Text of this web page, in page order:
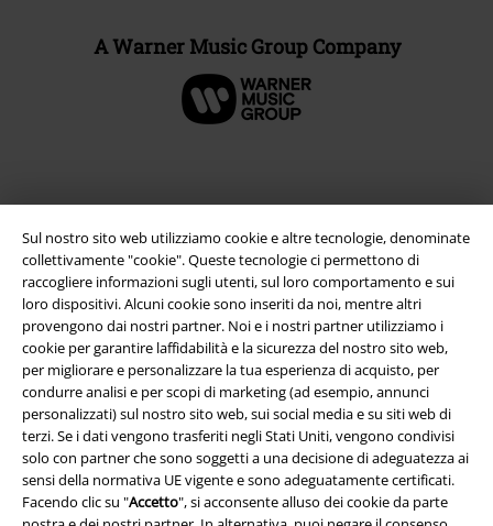
Sul nostro sito web utilizziamo cookie e altre tecnologie, denominate
collettivamente "cookie". Queste tecnologie ci permettono di
raccogliere informazioni sugli utenti, sul loro comportamento e sui
loro dispositivi. Alcuni cookie sono inseriti da noi, mentre altri
provengono dai nostri partner. Noi e i nostri partner utilizziamo i
cookie per garantire laffidabilità e la sicurezza del nostro sito web,
per migliorare e personalizzare la tua esperienza di acquisto, per
condurre analisi e per scopi di marketing (ad esempio, annunci
personalizzati) sul nostro sito web, sui social media e su siti web di
terzi. Se i dati vengono trasferiti negli Stati Uniti, vengono condivisi
solo con partner che sono soggetti a una decisione di adeguatezza ai
sensi della normativa UE vigente e sono adeguatamente certificati.
Facendo clic su "Accetto", si acconsente alluso dei cookie da parte
A Warner Music Group Company
Info legali
Termini & Condizioni
Redazione
Legge sulla Privacy